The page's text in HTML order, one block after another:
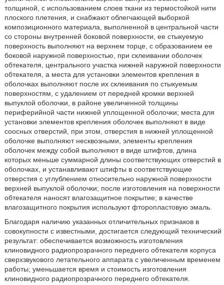
толщиной, с использованием слоев ткани из термостойкой нити
плоского плетения, и снабжают облегчающей выборкой
композиционного материала, выполненной в центральной части
со стороны внутренней боковой поверхности, ее стыкуемую
поверхность выполняют на верхнем торце, с образованием ее
боковой наружной поверхностью, при склеивании оболочек
обтекателя, центрального участка нижней наружной поверхности
обтекателя, а места для установки элементов крепления в
оболочках выполняют после их склеивания по стыкуемым
поверхностям, с удалением от передней кромки верхней
выпуклой оболочки, в районе увеличенной толщины
периферийной части нижней уплощенной оболочки; места для
установки элементов крепления оболочек выполняют в виде
соосных отверстий, при этом, отверстия в нижней уплощенной
оболочке выполняют несквозными, элементы крепления
оболочек между собой выполняют в виде штифтов, длина
которых меньше суммарной длины соответствующих отверстий в
оболочках, и устанавливают штифты в соответствующие
отверстия с углублением относительно наружной поверхности
верхней выпуклой оболочки; после изготовления на поверхности
обтекателя наносят влагозащитное покрытие; в качестве
влагозащитного покрытия используют фторопластовую эмаль.
Благодаря наличию указанных отличительных признаков в
совокупности с известными, достигается следующий технический
результат: обеспечивается возможность изготовления
клиновидного радиопрозрачного переднего обтекателя корпуса
сверхзвукового летательного аппарата с увеличенным временем
работы; уменьшается время и стоимость изготовления
клиновидного радиопрозрачного переднего обтекателя.